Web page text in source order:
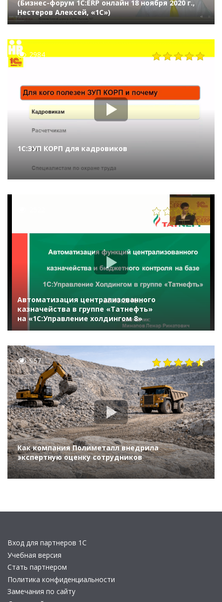
(Бизнес-форум 1С:ERP онлайн 18 ноября 2020 г.,
Нестеров Алексей, «1С»)
2984
1С:ЗУП КОРП для кадровиков
Автоматизация централизованного
казначейства в группе «Татнефть»
на «1С:Управление холдингом 8»
967
Как компания Полиметалл внедрила
экспертную оценку сотрудников
Вход для партнеров 1С
Учебная версия
Стать партнером
Политика конфиденциальности
Замечания по сайту